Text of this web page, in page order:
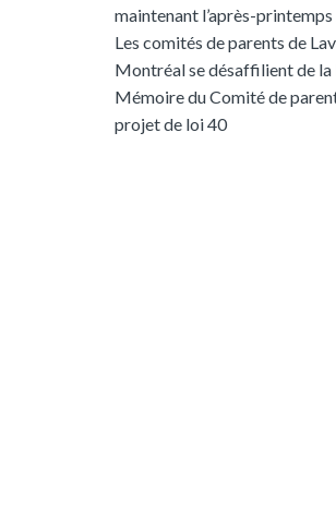
maintenant l’après-
Les comités de parents de
Montréal se désaffilient de la
Mémoire du Comité de
projet de loi 40